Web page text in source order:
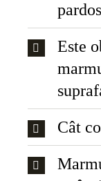
Este
Cât